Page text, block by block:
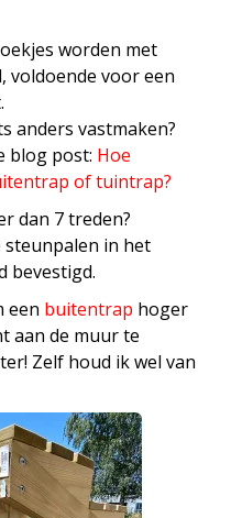
worden met
voldoende voor een
anders vastmaken?
blog post: Hoe
of tuintrap?
dan 7 treden?
steunpalen in het
bevestigd.
een buitentrap hoger
aan de muur te
Zelf houd ik wel van